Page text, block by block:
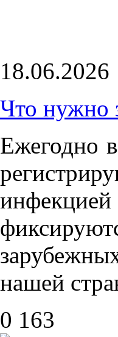
18.06.2026
Что нужно
Ежегодно
нашей
0 163